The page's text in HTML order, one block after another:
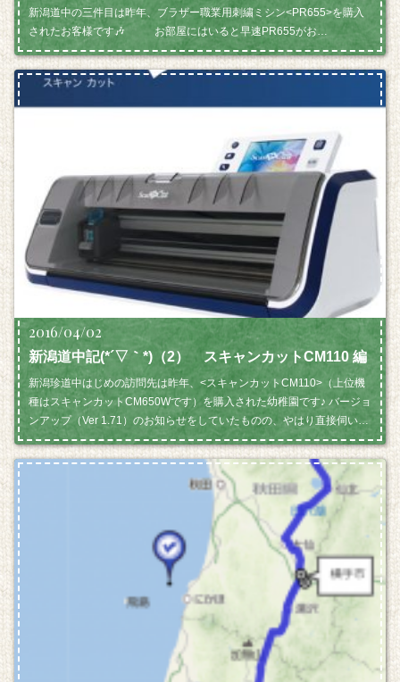
新潟道中の三件目は昨年、ブラザー職業用刺繍ミシン<PR655>を購入
されたお客様です🎶 お部屋にはいると早速PR655がお…
2016/04/02
新潟道中記(*´▽｀*)（2） スキャンカットCM110 編
新潟珍道中はじめの訪問先は昨年、<スキャンカットCM110>（上位機
種はスキャンカットCM650Wです）を購入された幼稚園です♪ バージョ
ンアップ（Ver 1.71）のお知らせをしていたものの、やはり直接伺い…